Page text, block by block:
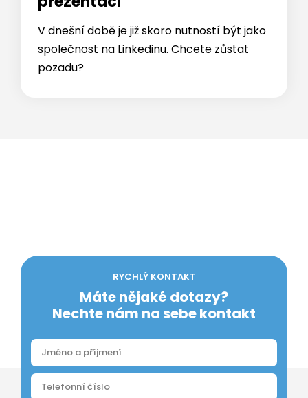
V dnešní době je již skoro nutností být jako
společnost na Linkedinu. Chcete zůstat
pozadu?
RYCHLÝ KONTAKT
Máte nějaké dotazy?
Nechte nám na sebe kontakt